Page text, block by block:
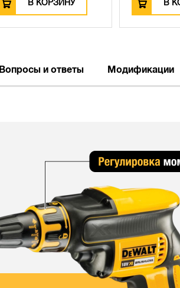
В КОРЗИНУ В
Вопросы и ответы Модификации